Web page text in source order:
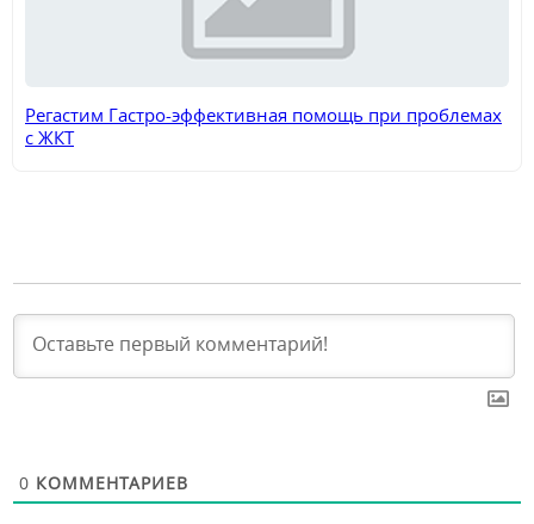
Регастим Гастро-эффективная помощь при проблемах
с ЖКТ
0 КОММЕНТАРИЕВ